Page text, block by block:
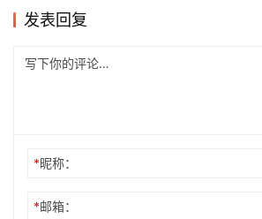
发表回复
*昵称：
*邮箱：